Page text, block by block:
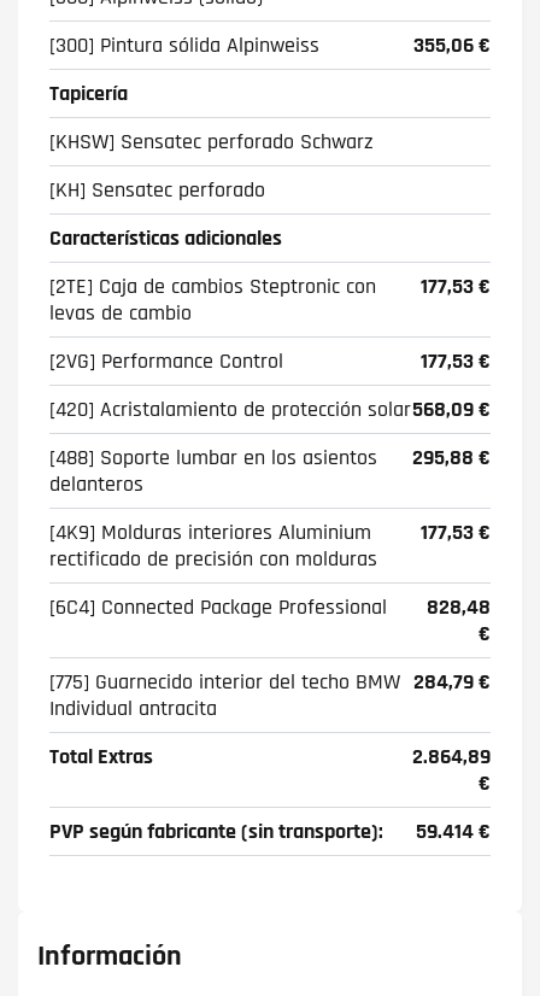
[300] Pintura sólida Alpinweiss
355,06 €
Tapicería
[KHSW] Sensatec perforado Schwarz
[KH] Sensatec perforado
Características adicionales
[2TE] Caja de cambios Steptronic con
levas de cambio
177,53 €
[2VG] Performance Control
177,53 €
[420] Acristalamiento de protección solar568,09 €
[488] Soporte lumbar en los asientos
delanteros
295,88 €
[4K9] Molduras interiores Aluminium
rectificado de precisión con molduras
177,53 €
[6C4] Connected Package Professional
828,48
€
[775] Guarnecido interior del techo BMW
Individual antracita
284,79 €
Total Extras
2.864,89
€
PVP según fabricante (sin transporte):
59.414 €
Información